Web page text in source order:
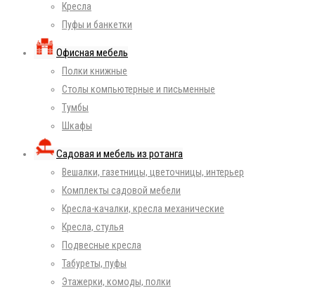
Кресла
Пуфы и банкетки
Офисная мебель
Полки книжные
Столы компьютерные и письменные
Тумбы
Шкафы
Садовая и мебель из ротанга
Вешалки, газетницы, цветочницы, интерьер
Комплекты садовой мебели
Кресла-качалки, кресла механические
Кресла, стулья
Подвесные кресла
Табуреты, пуфы
Этажерки, комоды, полки